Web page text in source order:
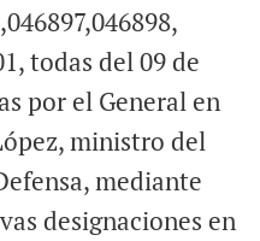
todas del 09 de
por el General en
ministro del
mediante
designaciones en